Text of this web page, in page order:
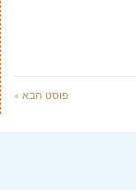
פוסט הבא »